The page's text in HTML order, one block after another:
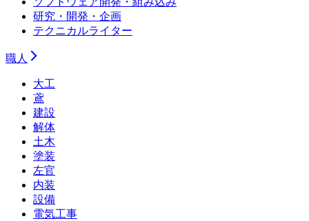
研究・開発・企画
テクニカルライター
職人
大工
鳶
建設
解体
土木
塗装
左官
内装
設備
電気工事